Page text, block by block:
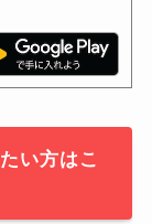
い方はこ